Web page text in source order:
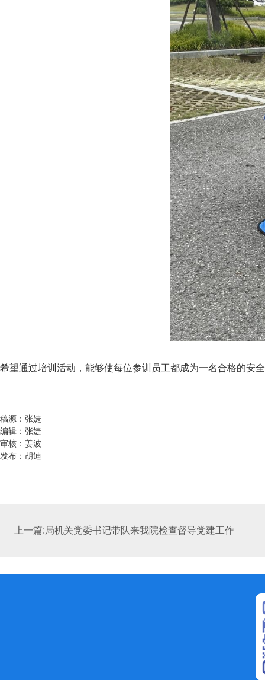
希望通过培训活动，能够使每位参训员工都成为一名合格的安
稿源：张婕
编辑：张婕
审核：姜波
发布：胡迪
上一篇:局机关党委书记带队来我院检查督导党建工作